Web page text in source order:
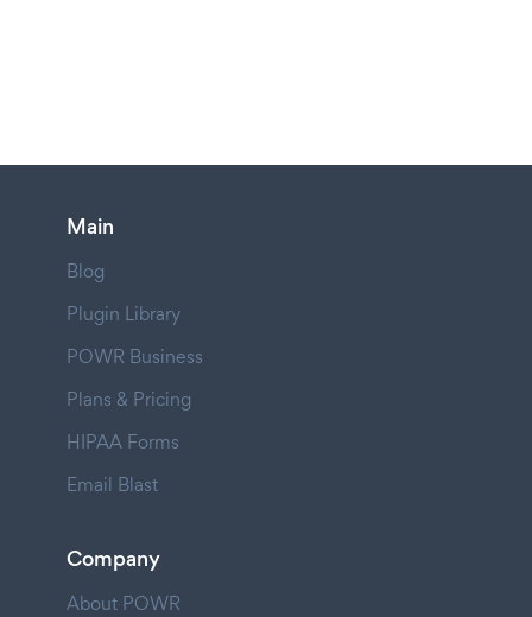
Main
Blog
Plugin Library
POWR Business
Plans & Pricing
HIPAA Forms
Email Blast
Company
About POWR